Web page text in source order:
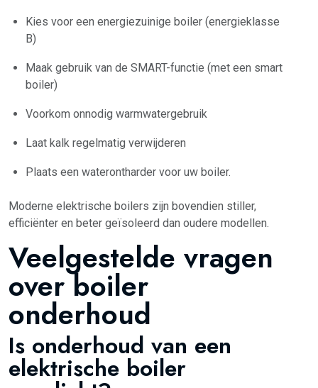
Kies voor een energiezuinige boiler (energieklasse
B)
Maak gebruik van de SMART-functie (met een smart
boiler)
Voorkom onnodig warmwatergebruik
Laat kalk regelmatig verwijderen
Plaats een waterontharder voor uw boiler.
Moderne elektrische boilers zijn bovendien stiller,
efficiënter en beter geïsoleerd dan oudere modellen.
Veelgestelde vragen
over boiler
onderhoud
Is onderhoud van een
elektrische boiler